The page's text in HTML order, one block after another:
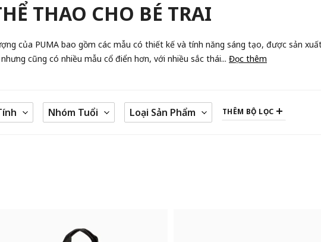
THAO CHO BÉ TRAI
của PUMA bao gồm các mẫu có thiết kế và tính năng sáng tạo, được sản
cũng có nhiều mẫu cổ điển hơn, với nhiều sắc thái... Đọc thêm
Nhóm Tuổi Loại Sản Phẩm THÊM BỘ LỌC